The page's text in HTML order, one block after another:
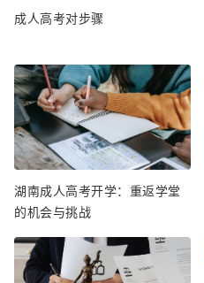
成人高考对步骤
湖南成人高考开学：重返学堂
的机会与挑战